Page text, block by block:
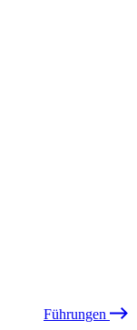
Führungen